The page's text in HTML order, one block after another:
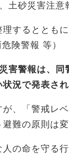
土砂災害注
するととも
険警報 等）
害警報は、
況で発表さ
、「警戒レ
難の原則は
の命を守る